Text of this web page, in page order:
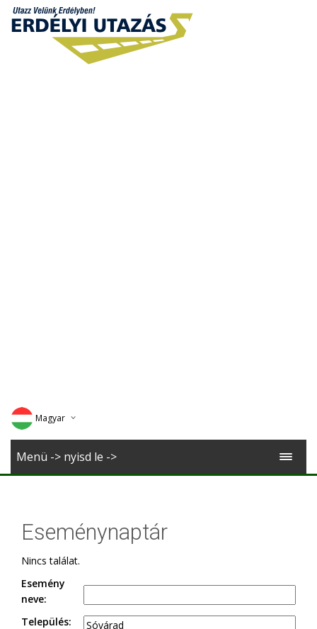
Magyar
Deutsch
Menü -> nyisd le ->
Eseménynaptár
Nincs találat.
Esemény
neve:
Település: